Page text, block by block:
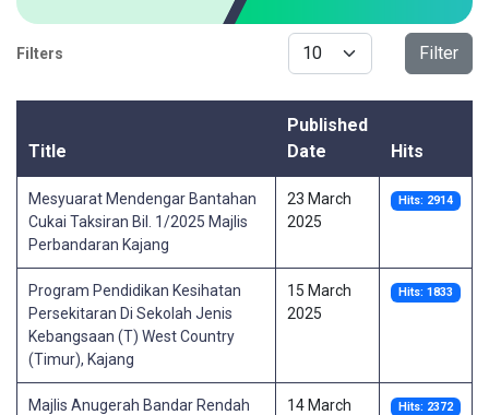
Filters
Display # Filter
Title
Published
Date
Hits
Mesyuarat Mendengar Bantahan
Cukai Taksiran Bil. 1/2025 Majlis
Perbandaran Kajang
23 March
2025
Hits: 2914
Program Pendidikan Kesihatan
Persekitaran Di Sekolah Jenis
Kebangsaan (T) West Country
(Timur), Kajang
15 March
2025
Hits: 1833
Majlis Anugerah Bandar Rendah
14 March
Hits: 2372